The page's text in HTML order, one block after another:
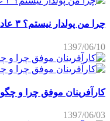
چرا من پولدار نیستم؟ ۳ عادت اشتباه مانع پولدار شدن
1397/06/10
کارآفرینان موفق چرا و
1397/06/03